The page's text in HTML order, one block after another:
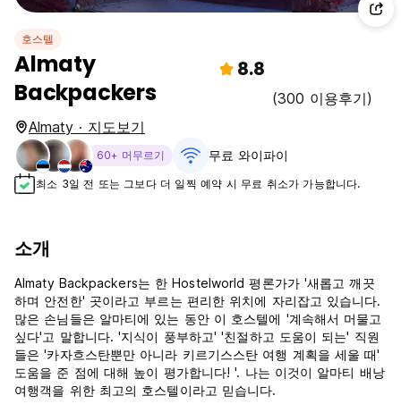
호스텔
Almaty
Backpackers
8.8
(300 이용후기)
Almaty · 지도보기
60+ 머무르기 무료 와이파이
최소 3일 전 또는 그보다 더 일찍 예약 시 무료 취소가 가능합니다.
소개
Almaty Backpackers는 한 Hostelworld 평론가가 '새롭고 깨끗
하며 안전한' 곳이라고 부르는 편리한 위치에 자리잡고 있습니다.
많은 손님들은 알마티에 있는 동안 이 호스텔에 '계속해서 머물고
싶다'고 말합니다. '지식이 풍부하고' '친절하고 도움이 되는' 직원
들은 '카자흐스탄뿐만 아니라 키르기스스탄 여행 계획을 세울 때'
도움을 준 점에 대해 높이 평가합니다! '. 나는 이것이 알마티 배낭
여행객을 위한 최고의 호스텔이라고 믿습니다.